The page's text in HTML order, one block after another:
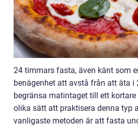
24 timmars fasta, även känt som
benägenhet att avstå från att äta i
begränsa matintaget till ett
olika sätt att praktisera denna typ
vanligaste metoden är att fasta